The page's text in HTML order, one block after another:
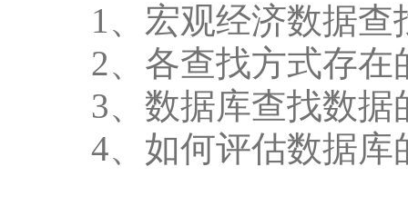
1、宏观经济数据
2、各查找方式存
3、数据库查找数据
4、如何评估数据库